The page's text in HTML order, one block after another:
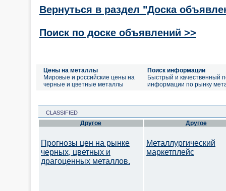
Вернуться в раздел "Доска
Поиск по доске объявлений >>
Цены на металлы
Мировые и российские цены на
черные и цветные металлы
Поиск информации
Быстрый и качественный
информации по рынку
CLASSIFIED
Другое
Прогнозы цен на рынке
черных, цветных и
драгоценных металлов.
Другое
Металлургический
маркетплейс